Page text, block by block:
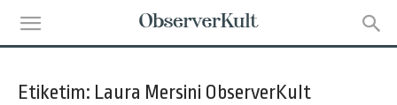
Etiketim: Laura Mersini ObserverKult